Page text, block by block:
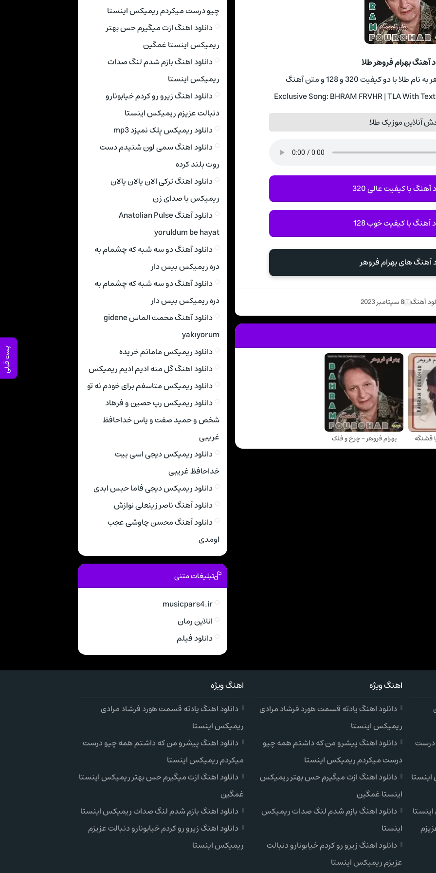
پست قبلی
آهنگ بهرام فروهر طلا
با دو کیفیت 320 و 128 و متن آهنگ
Exclusive Song: BHRAM FRVHR | TLA With
آنلاین موزیک طلا
آهنگ با کیفیت عالی 320
آهنگ با کیفیت خوب 128
آهنگ های بهرام فروهر
آهنگ 8 سپتامبر 2023
قشنگه بهرام فروهر - چرخ و فلک
چیو درست میکردم ریمیکس اینستا
دانلود اهنگ ازت میگیرم حس بهتر
ریمیکس اینستا غمگین
دانلود اهنگ بازم شدم لنگ صدات
ریمیکس اینستا
دانلود اهنگ زیرو رو کردم خیابونارو
دنبالت عزیزم ریمیکس اینستا
دانلود ریمیکس پلک نمیزد mp3
دانلود اهنگ سمی لون شنیدم دست
روت بلند کرده
دانلود اهنگ ترکی الان یالان یالان
ریمیکس با صدای زن
دانلود آهنگ Anatolian Pulse
yoruldum be hayat
دانلود آهنگ دو سه شبه که چشمام به
دره ریمیکس بیس دار
دانلود آهنگ دو سه شبه که چشمام به
دره ریمیکس بیس دار
دانلود آهنگ محمت الماس gidene
yakıyorum
دانلود ریمیکس مامانم خریده
دانلود اهنگ گل منه ادیم ادیم ریمیکس
دانلود ریمیکس متاسفم برای خودم نه تو
دانلود ریمیکس رپ حصین و فرهاد
شخص و حمید صفت و یاس خداحافظ
غریبی
دانلود ریمیکس دیجی اسی بیت
خداحافظ غریبی
دانلود ریمیکس دیجی فاما حبس ابدی
دانلود آهنگ ناصر زینعلی نوازش
دانلود آهنگ محسن چاوشی عجب
اومدی
تبلیغات متنی
musicpars4.ir
انلاین رمان
دانلود فیلم
درست
اهنگ ویژه
دانلود اهنگ یادته قسمت هورد فرشاد مرادی
ریمیکس اینستا
دانلود اهنگ پیشرو من که داشتم همه چیو
درست میکردم ریمیکس اینستا
دانلود اهنگ ازت میگیرم حس بهتر ریمیکس
اینستا غمگین
دانلود اهنگ بازم شدم لنگ صدات ریمیکس
اینستا
دانلود اهنگ زیرو رو کردم خیابونارو دنبالت
عزیزم ریمیکس اینستا
اهنگ ویژه
دانلود اهنگ یادته قسمت هورد فرشاد مرادی
ریمیکس اینستا
دانلود اهنگ پیشرو من که داشتم همه چیو درست
میکردم ریمیکس اینستا
دانلود اهنگ ازت میگیرم حس بهتر ریمیکس اینستا
غمگین
دانلود اهنگ بازم شدم لنگ صدات ریمیکس اینستا
دانلود اهنگ زیرو رو کردم خیابونارو دنبالت عزیزم
ریمیکس اینستا